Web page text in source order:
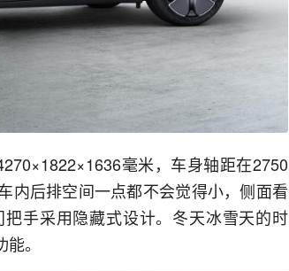
毫米，车身轴距在2750
内后排空间一点都不会觉得小，侧面看
手采用隐藏式设计。冬天冰雪天的时
。